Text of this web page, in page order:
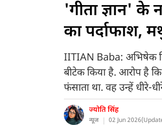
'गीता ज्ञान'
का पर्दाफाश,
IITIAN Baba: अभिषेक
बीटेक किया है. आरोप है
फंसाता था. वह उन्हें धीरे-
ज्योति सिंह
न्यूज 02 Jun 2026(